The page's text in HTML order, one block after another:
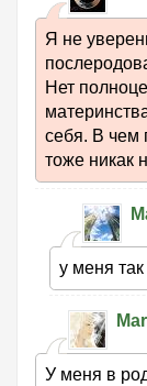
Я не
Нет
себя. В чем
тоже никак
у меня
У меня в